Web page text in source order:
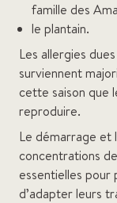
famille des
le plantain.
Les allergies
surviennent
cette saison que
reproduire.
Le démarrage et
concentrations
essentielles pour
d’adapter leurs